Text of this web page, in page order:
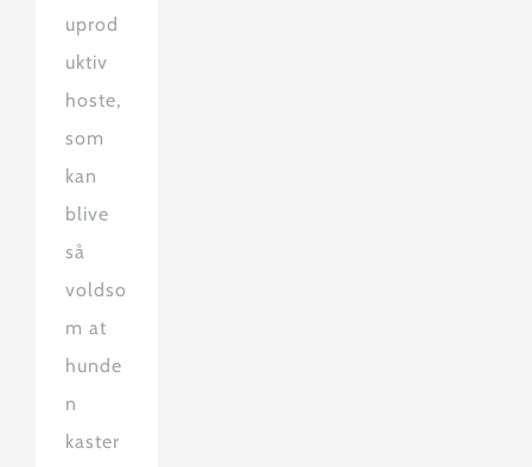
uprod
uktiv
hoste,
som
kan
blive
så
voldso
m at
hunde
n
kaster